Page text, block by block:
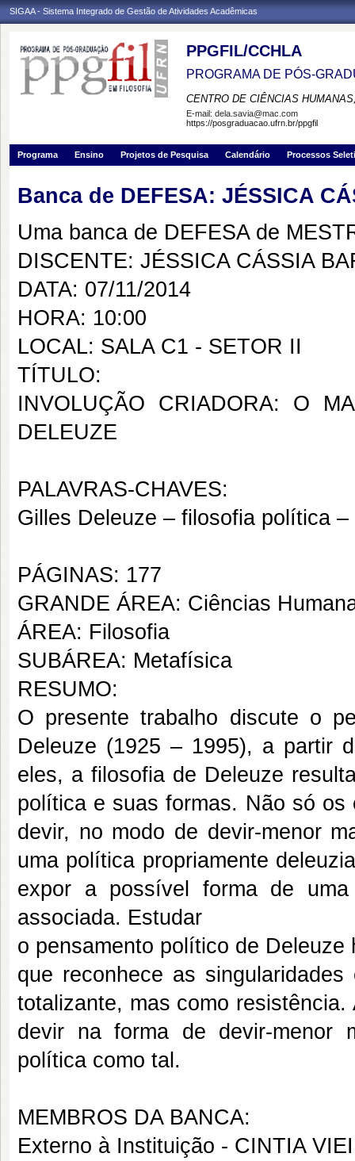
SIGAA - Sistema Integrado de Gestão de Atividades Acadêmicas
PPGFIL/CCHLA
PROGRAMA DE PÓS-
CENTRO DE CIÊNCIAS
E-mail: dela.savia@mac.com
https://posgraduacao.ufrn.br/ppgfil
Programa Ensino Projetos de Pesquisa Calendário Processos
Banca de DEFESA: JÉSSICA
Uma banca de DEFESA de
DISCENTE: JÉSSICA CÁSSIA
DATA: 07/11/2014
HORA: 10:00
LOCAL: SALA C1 - SETOR II
TÍTULO:
INVOLUÇÃO CRIADORA: O
DELEUZE
PALAVRAS-CHAVES:
Gilles Deleuze – filosofia política
PÁGINAS: 177
GRANDE ÁREA: Ciências
ÁREA: Filosofia
SUBÁREA: Metafísica
RESUMO:
O presente trabalho discute o
Deleuze (1925 – 1995), a partir
eles, a filosofia de Deleuze
política e suas formas. Não só
devir, no modo de devir-menor
uma política propriamente
expor a possível forma de
associada. Estudar
o pensamento político de
que reconhece as
totalizante, mas como
devir na forma de devir-menor
política como tal.
MEMBROS DA BANCA:
Externo à Instituição - CINTIA